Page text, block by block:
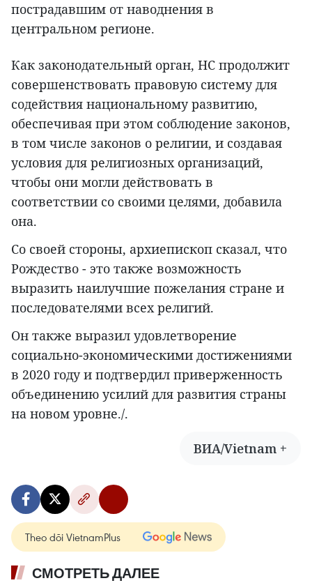
пострадавшим от наводнения в
центральном регионе.
Как законодательный орган, НС продолжит
совершенствовать правовую систему для
содействия национальному развитию,
обеспечивая при этом соблюдение законов,
в том числе законов о религии, и создавая
условия для религиозных организаций,
чтобы они могли действовать в
соответствии со своими целями, добавила
она.
Со своей стороны, архиепископ сказал, что
Рождество - это также возможность
выразить наилучшие пожелания стране и
последователями всех религий.
Он также выразил удовлетворение
социально-экономическими достижениями
в 2020 году и подтвердил приверженность
объединению усилий для развития страны
на новом уровне./.
ВИА/Vietnam +
Theo dõi VietnamPlus
СМОТРЕТЬ ДАЛЕЕ